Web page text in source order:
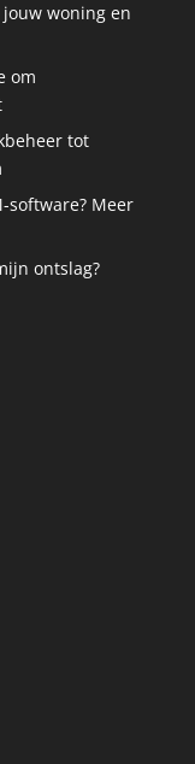
woning en
om
tot
software? Meer
ontslag?